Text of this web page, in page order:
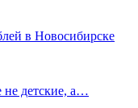
в Новосибирске
детские, а…